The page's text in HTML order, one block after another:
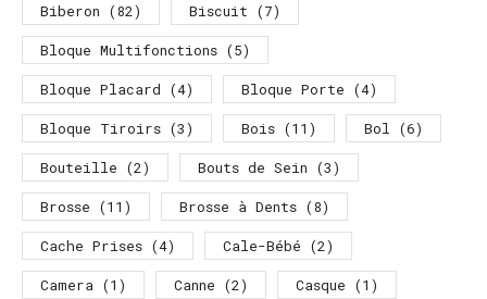
Biberon (82) Biscuit (7)
Bloque Multifonctions (5)
Bloque Placard (4) Bloque Porte (4)
Bloque Tiroirs (3) Bois (11) Bol (6)
Bouteille (2) Bouts de Sein (3)
Brosse (11) Brosse à Dents (8)
Cache Prises (4) Cale-Bébé (2)
Camera (1) Canne (2) Casque (1)